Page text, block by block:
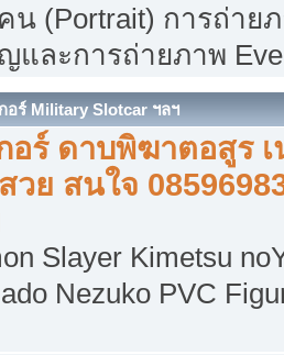
น (Portrait) การถ่าย
และการถ่ายภาพ
อร์ Military Slotcar ฯลฯ
อร์ ดาบพิฆาตอสูร
วย สนใจ
Slayer Kimetsu
Nezuko PVC